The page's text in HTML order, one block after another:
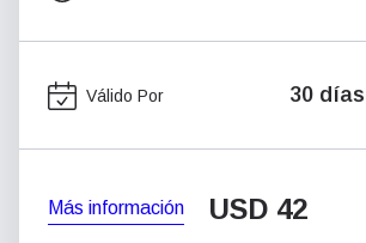
Válido Por 30 días
Más información USD 42